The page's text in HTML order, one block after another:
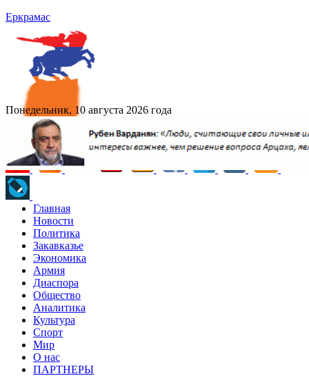
Еркрамас
Понедельник, 10 августа 2026 года
Главная
Новости
Политика
Закавказье
Экономика
Армия
Диаспора
Общество
Аналитика
Культура
Спорт
Мир
О нас
ПАРТНЕРЫ